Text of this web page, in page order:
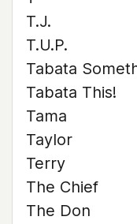
T.J.
T.U.P.
Tabata
Tabata This!
Tama
Taylor
Terry
The Chief
The Don